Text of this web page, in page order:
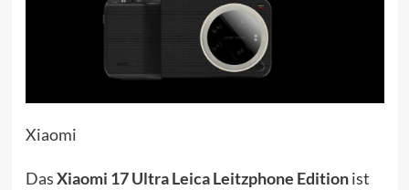
Xiaomi
DasXiaomi 17 Ultra Leica Leitzphone Editionist